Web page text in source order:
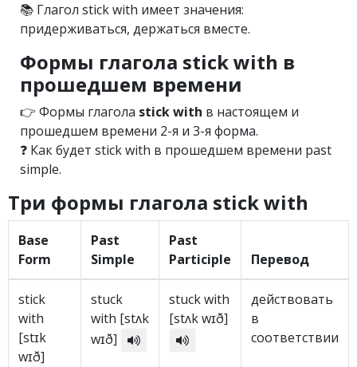
📚 Глагол stick with имеет значения:
придерживаться, держаться вместе.
Формы глагола stick with в
прошедшем времени
👉 Формы глагола stick with в настоящем и
прошедшем времени 2-я и 3-я форма.
❓ Как будет stick with в прошедшем времени past
simple.
Три формы глагола stick with
Base
Form
Past
Simple
Past
Participle
Перевод
stick
with
[stɪk
wɪð]
stuck
with [stʌk
wɪð]
stuck with
[stʌk wɪð]
действовать
в
соответствии